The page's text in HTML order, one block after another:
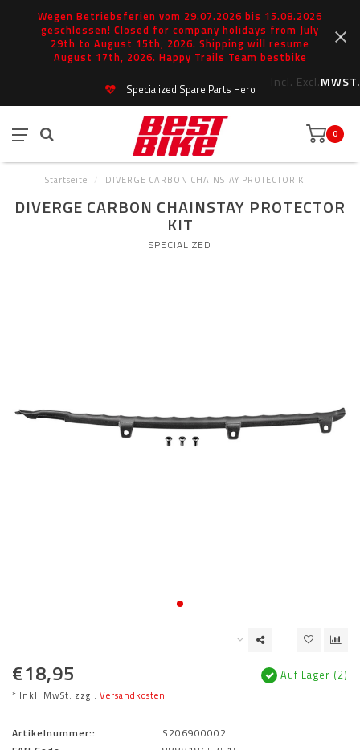
Wegen Betriebsferien vom 29.07.2026 bis 15.08.2026
geschlossen! Closed for company holidays from July
29th to August 15th, 2026. Shipping will resume
August 17th, 2026. Happy Trails Team bestbike
Incl. Excl.MWST.
Specialized Spare Parts Hero
0
Startseite / DIVERGE CARBON CHAINSTAY PROTECTOR KIT
DIVERGE CARBON CHAINSTAY PROTECTOR
KIT
SPECIALIZED
€18,95
* Inkl. MwSt. zzgl. Versandkosten
Auf Lager (2)
Artikelnummer::
S206900002